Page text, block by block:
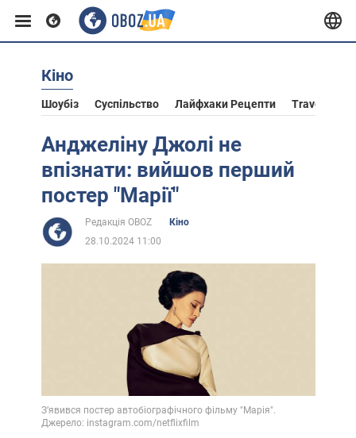
Європа
Африка
Кіно
Шоубіз Суспільство Лайфхаки Рецепти Travel
Анджеліну Джолі не
впізнати: вийшов перший
постер "Марії"
Редакція OBOZ
Кіно
28.10.2024 11:00
Зʼявився постер автобіографічного фільму "Марія".
Джерело: instagram.com/netflixfilm